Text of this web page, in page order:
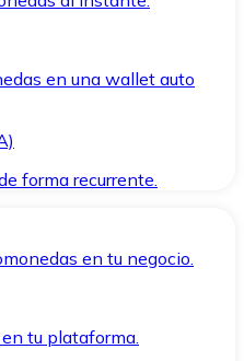
en una wallet auto
forma recurrente.
en tu negocio.
tu plataforma.